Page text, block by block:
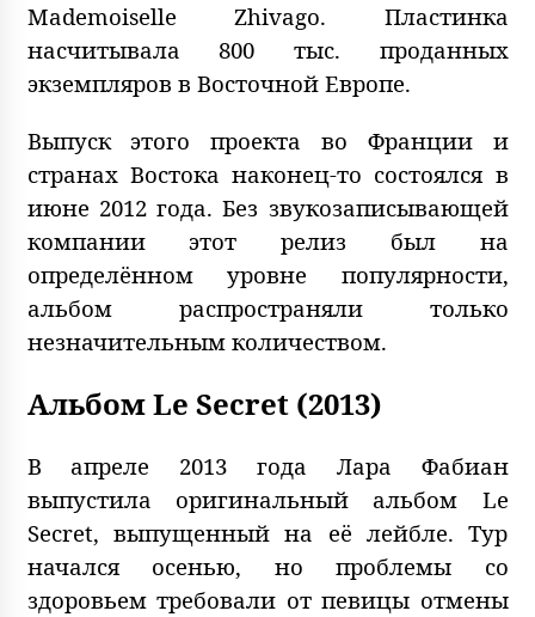
Mademoiselle Zhivago. Пластинка
насчитывала 800 тыс. проданных
экземпляров в Восточной Европе.
Выпуск этого проекта во Франции и
странах Востока наконец-то состоялся в
июне 2012 года. Без звукозаписывающей
компании этот релиз был на
определённом уровне популярности,
альбом распространяли только
незначительным количеством.
Альбом Le Secret (2013)
В апреле 2013 года Лара Фабиан
выпустила оригинальный альбом Le
Secret, выпущенный на её лейбле. Тур
начался осенью, но проблемы со
здоровьем требовали от певицы отмены